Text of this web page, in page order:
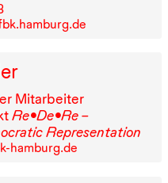
Mitarbeiter
Re•De•Re –
Representation
hamburg.de